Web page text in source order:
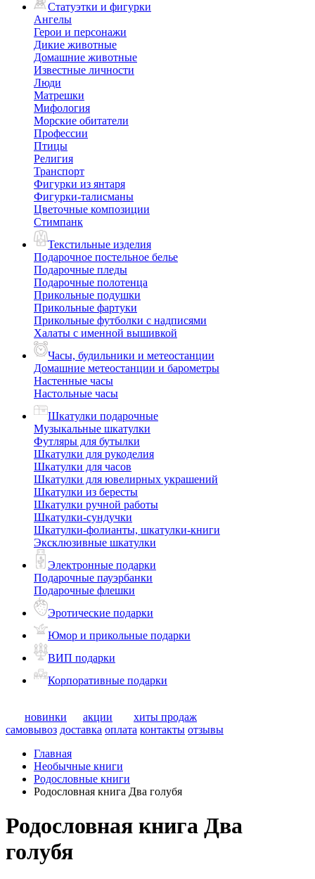
Статуэтки и фигурки
Ангелы
Герои и персонажи
Дикие животные
Домашние животные
Известные личности
Люди
Матрешки
Мифология
Морские обитатели
Профессии
Птицы
Религия
Транспорт
Фигурки из янтаря
Фигурки-талисманы
Цветочные композиции
Стимпанк
Текстильные изделия
Подарочное постельное белье
Подарочные пледы
Подарочные полотенца
Прикольные подушки
Прикольные фартуки
Прикольные футболки с надписями
Халаты с именной вышивкой
Часы, будильники и метеостанции
Домашние метеостанции и барометры
Настенные часы
Настольные часы
Шкатулки подарочные
Музыкальные шкатулки
Футляры для бутылки
Шкатулки для рукоделия
Шкатулки для часов
Шкатулки для ювелирных украшений
Шкатулки из бересты
Шкатулки ручной работы
Шкатулки-сундучки
Шкатулки-фолианты, шкатулки-книги
Эксклюзивные шкатулки
Электронные подарки
Подарочные пауэрбанки
Подарочные флешки
Эротические подарки
Юмор и прикольные подарки
ВИП подарки
Корпоративные подарки
новинки акции
хиты продаж
самовывоз доставка оплата контакты отзывы
Главная
Необычные книги
Родословные книги
Родословная книга Два голубя
Родословная книга Два
голубя